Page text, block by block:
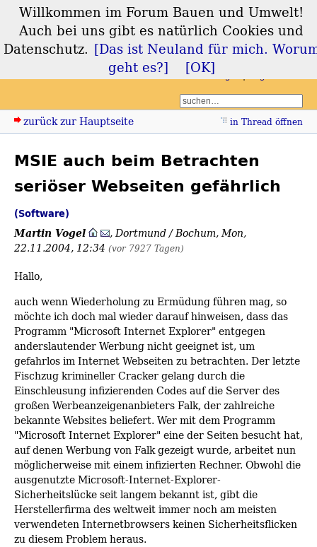
Forum Bauen und
Umwelt
zurück zur Hauptseite in Thread öffnen
MSIE auch beim Betrachten
seriöser Webseiten gefährlich
(Software)
Martin Vogel ,Dortmund / Bochum,Mon,
22.11.2004, 12:34 (vor 7927 Tagen)
Hallo,
auch wenn Wiederholung zu Ermüdung führen mag, so
möchte ich doch mal wieder darauf hinweisen, dass das
Programm "Microsoft Internet Explorer" entgegen
anderslautender Werbung nicht geeignet ist, um
gefahrlos im Internet Webseiten zu betrachten. Der letzte
Fischzug krimineller Cracker gelang durch die
Einschleusung infizierenden Codes auf die Server des
großen Werbeanzeigenanbieters Falk, der zahlreiche
bekannte Websites beliefert. Wer mit dem Programm
"Microsoft Internet Explorer" eine der Seiten besucht hat,
auf denen Werbung von Falk gezeigt wurde, arbeitet nun
möglicherweise mit einem infizierten Rechner. Obwohl die
ausgenutzte Microsoft-Internet-Explorer-
Sicherheitslücke seit langem bekannt ist, gibt die
Herstellerfirma des weltweit immer noch am meisten
verwendeten Internetbrowsers keinen Sicherheitsflicken
zu diesem Problem heraus.
Willkommen im Forum Bauen und Umwelt!
Auch bei uns gibt es natürlich Cookies und
Datenschutz. [Das ist Neuland für mich.
geht es?]
[OK]